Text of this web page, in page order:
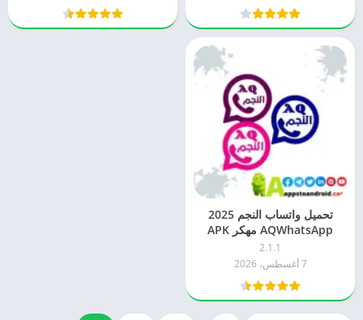
تحميل واتساب النجم 2025
AQWhatsApp مهكر APK
برابط مباشر للاندرويد
2.1.1
7 أغسطس، 2026